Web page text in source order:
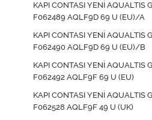
KAPI CONTASI YENİ AQUALTIS
F062489 AQLF9D 69 U (EU)/A
KAPI CONTASI YENİ AQUALTIS
F062490 AQLF9D 69 U (EU)/B
KAPI CONTASI YENİ AQUALTIS
F062492 AQLF9F 69 U (EU)
KAPI CONTASI YENİ AQUALTIS
F062528 AQLF9F 49 U (UK)